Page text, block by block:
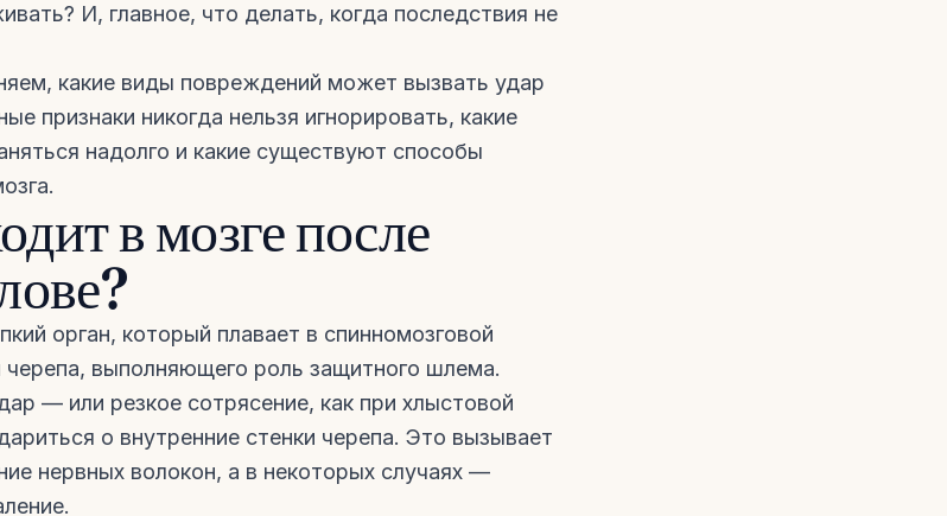
И, главное, что делать, когда последствия не
какие виды повреждений может вызвать удар
признаки никогда нельзя игнорировать, какие
надолго и какие существуют способы
в мозге после
орган, который плавает в спинномозговой
выполняющего роль защитного шлема.
— или резкое сотрясение, как при хлыстовой
о внутренние стенки черепа. Это вызывает
нервных волокон, а в некоторых случаях —